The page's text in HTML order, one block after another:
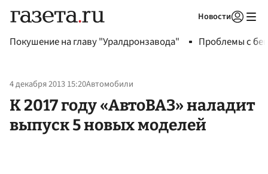
Новости
Покушение на главу "Уралдронзавода" Проблемы с
4 декабря 2013 15:20Автомобили
К 2017 году «АвтоВАЗ» наладит
выпуск 5 новых моделей